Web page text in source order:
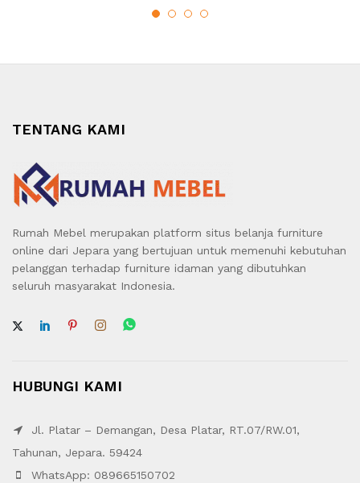
TENTANG KAMI
Rumah Mebel merupakan platform situs belanja furniture
online dari Jepara yang bertujuan untuk memenuhi kebutuhan
pelanggan terhadap furniture idaman yang dibutuhkan
seluruh masyarakat Indonesia.
HUBUNGI KAMI
Jl. Platar – Demangan, Desa Platar, RT.07/RW.01,
Tahunan, Jepara. 59424
WhatsApp: 089665150702